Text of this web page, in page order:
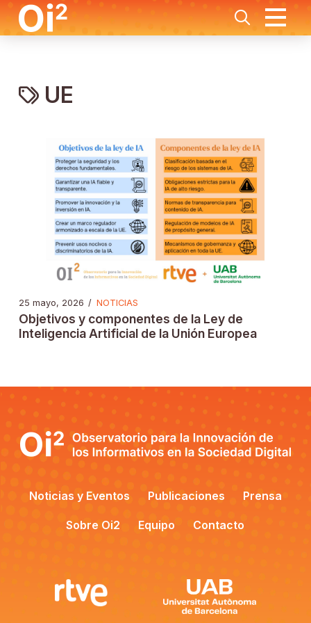
UE
25 mayo, 2026 / NOTICIAS
Objetivos y componentes de la Ley de
Inteligencia Artificial de la Unión Europea
Noticias y Eventos Publicaciones Prensa
Sobre Oi2 Equipo Contacto